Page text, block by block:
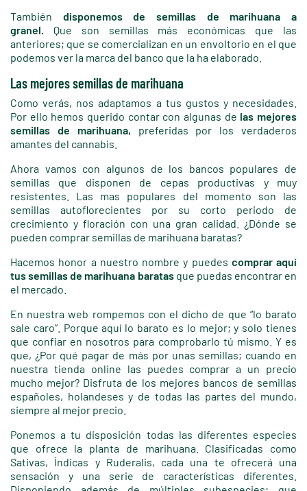
También disponemos de semillas de marihuana a
granel.
Que son semillas más económicas que las
anteriores; que se comercializan en un envoltorio en el que
podemos ver la marca del banco que la ha elaborado.
Las mejores semillas de marihuana
Como verás, nos adaptamos a tus gustos y necesidades.
Por ello hemos querido contar con algunas de las mejores
semillas de marihuana, preferidas por los verdaderos
amantes del cannabis.
Ahora vamos con algunos de los bancos populares de
semillas que disponen de cepas productivas y muy
resistentes. Las mas populares del momento son las
semillas autoflorecientes por su corto periodo de
crecimiento y floración con una gran calidad. ¿Dónde se
pueden comprar semillas de marihuana baratas?
Hacemos honor a nuestro nombre y puedes comprar aquí
tus semillas de marihuana baratasque puedas encontrar en
el mercado.
En nuestra web rompemos con el dicho de que “lo barato
sale caro”. Porque aquí lo barato es lo mejor; y solo tienes
que confiar en nosotros para comprobarlo tú mismo. Y es
que, ¿Por qué pagar de más por unas semillas; cuando en
nuestra tienda online las puedes comprar a un precio
mucho mejor? Disfruta de los mejores bancos de semillas
españoles, holandeses y de todas las partes del mundo,
siempre al mejor precio.
Ponemos a tu disposición todas las diferentes especies
que ofrece la planta de marihuana. Clasificadas como
Sativas, Índicas y Ruderalis, cada una te ofrecerá una
sensación y una serie de características diferentes.